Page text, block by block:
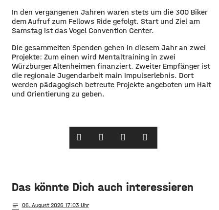
In den vergangenen Jahren waren stets um die 300 Biker
dem Aufruf zum Fellows Ride gefolgt. Start und Ziel am
Samstag ist das Vogel Convention Center.
Die gesammelten Spenden gehen in diesem Jahr an zwei
Projekte: Zum einen wird Mentaltraining in zwei
Würzburger Altenheimen finanziert. Zweiter Empfänger ist
die regionale Jugendarbeit main Impulserlebnis. Dort
werden pädagogisch betreute Projekte angeboten um Halt
und Orientierung zu geben.
Das könnte Dich auch interessieren
notes 06. August 2026 17:03